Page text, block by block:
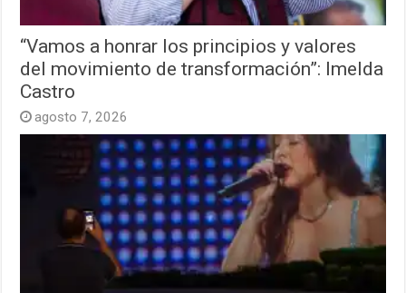
“Vamos a honrar los principios y valores
del movimiento de transformación”: Imelda
Castro
agosto 7, 2026